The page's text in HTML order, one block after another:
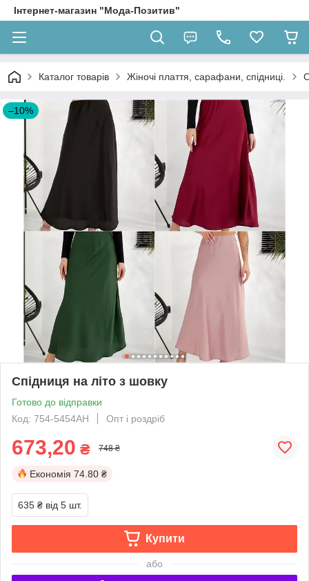
Інтернет-магазин "Мода-Позитив"
Каталог товарів Жіночі плаття, сарафани, спідниці.
–10%
Спідниця на літо з шовку
Готово до відправки
Код: 754-5454АН
Опт і роздріб
673,20 ₴ 748 ₴
Економія 74.80 ₴
635 ₴ від 5 шт.
Купити
або